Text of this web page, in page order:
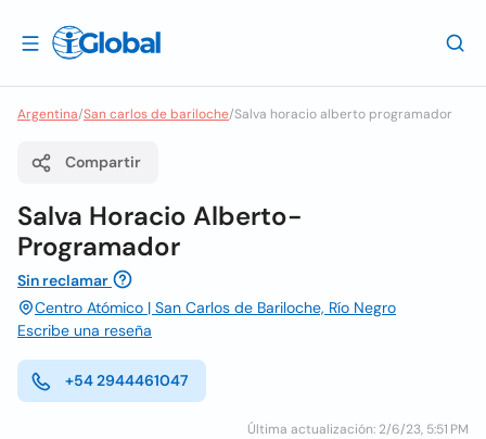
Argentina/San carlos de bariloche/Salva horacio alberto programador
Compartir
Salva Horacio Alberto-
Programador
Sin reclamar
Centro Atómico | San Carlos de Bariloche, Río Negro
Escribe una reseña
+54 2944461047
Última actualización: 2/6/23, 5:51 PM